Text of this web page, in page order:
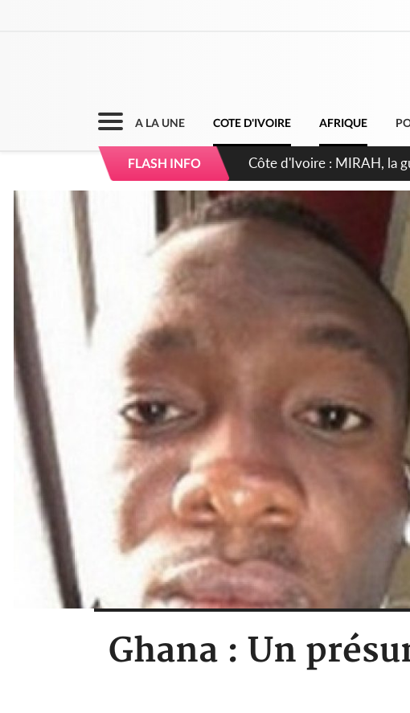
A LA UNE COTE D'IVOIRE AFRIQUE
FLASH INFO Côte d'Ivoire :
Ghana : Un